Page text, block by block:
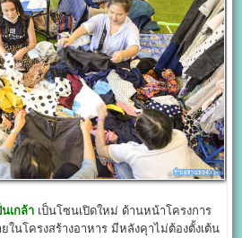
เกล้า เป็นโซนเปิดใหม่ ด้านหน้าโครงการ
ในโครงสร้างอาหาร มีหลังคุาไม่ต้องตั้งเต้น